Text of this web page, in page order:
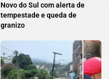
Novo do Sul com alerta de
tempestade e queda de
granizo